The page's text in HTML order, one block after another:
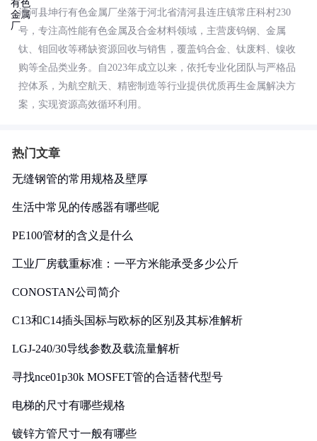
清河县坤行有色金属厂坐落于河北省清河县连庄镇常庄科村230
号，专注高性能有色金属及合金材料领域，主营废钨钢、金属
钛、钼回收等稀缺资源回收与销售，覆盖钨合金、钛废料、镍收
购等全品类业务。自2023年成立以来，依托专业化团队与严格品
控体系，为航空航天、精密制造等行业提供优质再生金属解决方
案，实现资源高效循环利用。
热门文章
无缝钢管的常用规格及壁厚
生活中常见的传感器有哪些呢
PE100管材的含义是什么
工业厂房载重标准：一平方米能承受多少公斤
CONOSTAN公司简介
C13和C14插头国标与欧标的区别及其标准解析
LGJ-240/30导线参数及载流量解析
寻找nce01p30k MOSFET管的合适替代型号
电梯的尺寸有哪些规格
镀锌方管尺寸一般有哪些